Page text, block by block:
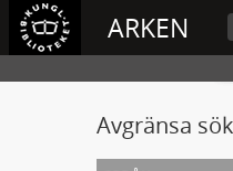
ARKEN
Avgränsa